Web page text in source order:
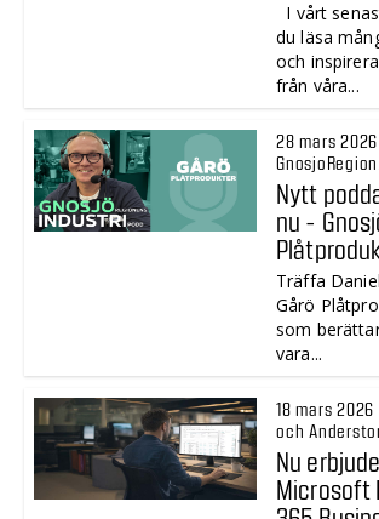
I vårt
du läsa
och
från våra...
28 mars
Nytt
nu -
Träffa
Gårö
som
vara...
18 mars 2026
och
Nu
Microsoft